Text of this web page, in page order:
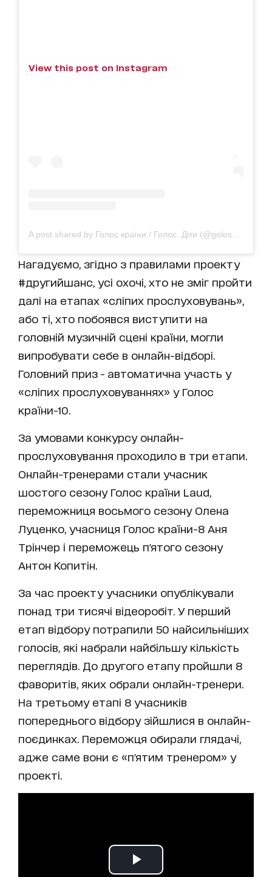
View this post on Instagram
Нагадуємо, згідно з правилами проекту
#другийшанс, усі охочі, хто не зміг пройти
далі на етапах «сліпих прослуховувань»,
або ті, хто побоявся виступити на
головній музичній сцені країни, могли
випробувати себе в онлайн-відборі.
Головний приз - автоматична участь у
«сліпих прослуховуваннях» у Голос
країни-10.
За умовами конкурсу онлайн-
прослуховування проходило в три етапи.
Онлайн-тренерами стали учасник
шостого сезону Голос країни Laud,
переможниця восьмого сезону Олена
Луценко, учасниця Голос країни-8 Аня
Трінчер і переможець п'ятого сезону
Антон Копитін.
За час проекту учасники опублікували
понад три тисячі відеоробіт. У перший
етап відбору потрапили 50 найсильніших
голосів, які набрали найбільшу кількість
переглядів. До другого етапу пройшли 8
фаворитів, яких обрали онлайн-тренери.
На третьому етапі 8 учасників
попереднього відбору зійшлися в онлайн-
поєдинках. Переможця обирали глядачі,
адже саме вони є «п'ятим тренером» у
проекті.